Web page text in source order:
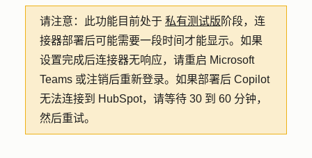
请注意： 此功能目前处于 私有测试版 阶段，连
接器部署后可能需要一段时间才能显示。如果
设置完成后连接器无响应，请重启 Microsoft
Teams 或注销后重新登录。如果部署后 Copilot
无法连接到 HubSpot，请等待 30 到 60 分钟，
然后重试。